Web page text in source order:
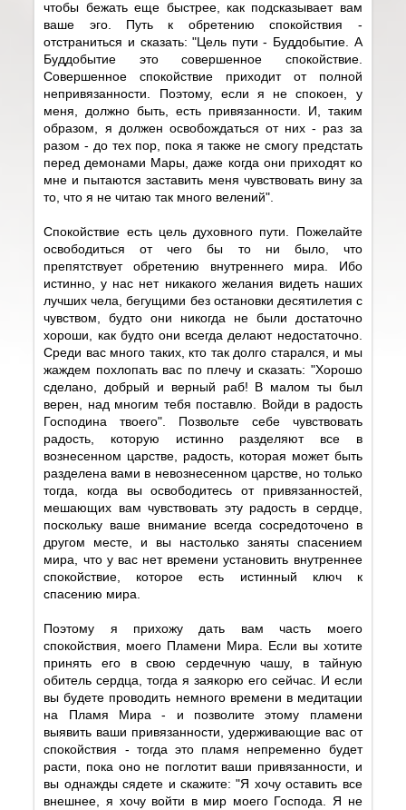
чтобы бежать еще быстрее, как подсказывает вам
ваше эго. Путь к обретению спокойствия -
отстраниться и сказать: "Цель пути - Буддобытие. А
Буддобытие это совершенное спокойствие.
Совершенное спокойствие приходит от полной
непривязанности. Поэтому, если я не спокоен, у
меня, должно быть, есть привязанности. И, таким
образом, я должен освобождаться от них - раз за
разом - до тех пор, пока я также не смогу предстать
перед демонами Мары, даже когда они приходят ко
мне и пытаются заставить меня чувствовать вину за
то, что я не читаю так много велений".
Спокойствие есть цель духовного пути. Пожелайте
освободиться от чего бы то ни было, что
препятствует обретению внутреннего мира. Ибо
истинно, у нас нет никакого желания видеть наших
лучших чела, бегущими без остановки десятилетия с
чувством, будто они никогда не были достаточно
хороши, как будто они всегда делают недостаточно.
Среди вас много таких, кто так долго старался, и мы
жаждем похлопать вас по плечу и сказать: "Хорошо
сделано, добрый и верный раб! В малом ты был
верен, над многим тебя поставлю. Войди в радость
Господина твоего". Позвольте себе чувствовать
радость, которую истинно разделяют все в
вознесенном царстве, радость, которая может быть
разделена вами в невознесенном царстве, но только
тогда, когда вы освободитесь от привязанностей,
мешающих вам чувствовать эту радость в сердце,
поскольку ваше внимание всегда сосредоточено в
другом месте, и вы настолько заняты спасением
мира, что у вас нет времени установить внутреннее
спокойствие, которое есть истинный ключ к
спасению мира.
Поэтому я прихожу дать вам часть моего
спокойствия, моего Пламени Мира. Если вы хотите
принять его в свою сердечную чашу, в тайную
обитель сердца, тогда я заякорю его сейчас. И если
вы будете проводить немного времени в медитации
на Пламя Мира - и позволите этому пламени
выявить ваши привязанности, удерживающие вас от
спокойствия - тогда это пламя непременно будет
расти, пока оно не поглотит ваши привязанности, и
вы однажды сядете и скажите: "Я хочу оставить все
внешнее, я хочу войти в мир моего Господа. Я не